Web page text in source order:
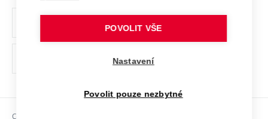
Ochrana osobních údajů
odkaz)
Copyright © 2026 VUT
POVOLIT VŠE
Nastavení
Povolit pouze nezbytné